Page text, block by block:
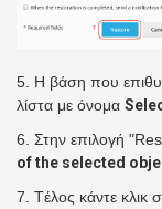
5. Η βάση που
λίστα με όνομα
6. Στην επιλογή
of the selected
7. Tέλος κάντε κλικ